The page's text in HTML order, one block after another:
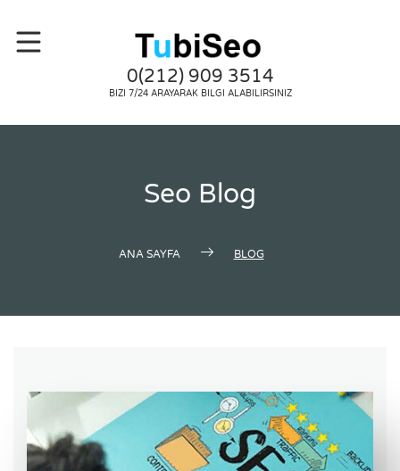
0(212) 909 3514
BIZI 7/24 ARAYARAK BILGI ALABILIRSINIZ
Seo Blog
ANA SAYFA BLOG